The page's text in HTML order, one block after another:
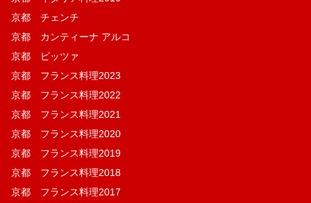
京都 チェンチ
京都 カンティーナ アルコ
京都 ピッツァ
京都 フランス料理2023
京都 フランス料理2022
京都 フランス料理2021
京都 フランス料理2020
京都 フランス料理2019
京都 フランス料理2018
京都 フランス料理2017